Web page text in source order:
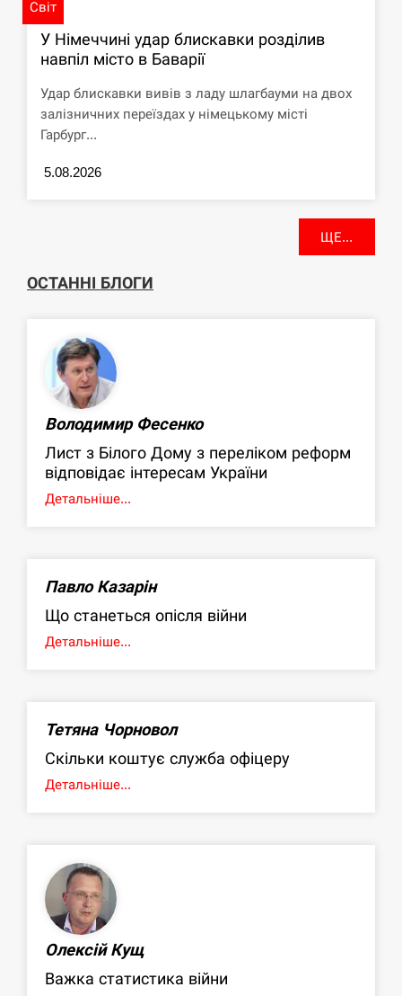
Світ
У Німеччині удар блискавки розділив
навпіл місто в Баварії
Удар блискавки вивів з ладу шлагбауми на двох
залізничних переїздах у німецькому місті
Гарбург...
5.08.2026
ЩЕ...
ОСТАННІ БЛОГИ
Володимир Фесенко
Лист з Білого Дому з переліком реформ
відповідає інтересам України
Детальніше...
Павло Казарін
Що станеться опісля війни
Детальніше...
Тетяна Чорновол
Скільки коштує служба офіцеру
Детальніше...
Олексій Кущ
Важка статистика війни